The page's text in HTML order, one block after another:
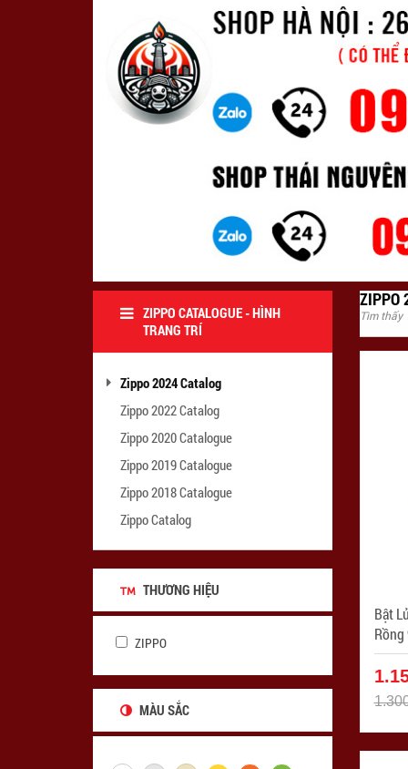
ZIPPO
Tìm thấy
Bật
Rồng 9
ZIPPO CATALOGUE - HÌNH
TRANG TRÍ
Zippo 2024 Catalog
Zippo 2022 Catalog
Zippo 2020 Catalogue
Zippo 2019 Catalogue
Zippo 2018 Catalogue
Zippo Catalog
THƯƠNG HIỆU
ZIPPO
MÀU SẮC